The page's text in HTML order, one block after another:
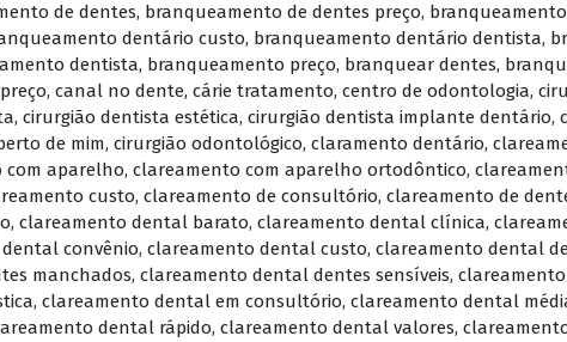
de dentes, branqueamento de dentes preço,
dentário custo, branqueamento dentário dentista,
dentista, branqueamento preço, branquear dentes,
, canal no dente, cárie tratamento, centro de odontologia,
, cirurgião dentista estética, cirurgião dentista implante dentário,
de mim, cirurgião odontológico, claramento dentário,
com aparelho, clareamento com aparelho ortodôntico,
custo, clareamento de consultório, clareamento de
, clareamento dental barato, clareamento dental clínica,
convênio, clareamento dental custo, clareamento dental
manchados, clareamento dental dentes sensíveis,
, clareamento dental em consultório, clareamento dental
dental rápido, clareamento dental valores,